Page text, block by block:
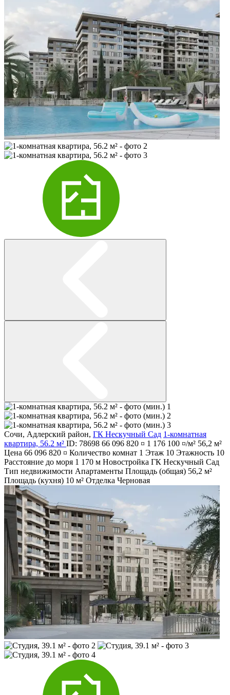
Сочи, Адлерский район, ГК Нескучный Сад 1-комнатная
квартира, 56.2 м² ID: 78698 66 096 820 ¤ 1 176 100 ¤/м² 56,2 м²
Цена 66 096 820 ¤ Количество комнат 1 Этаж 10 Этажность 10
Расстояние до моря 1 170 м Новостройка ГК Нескучный Сад
Тип недвижимости Апартаменты Площадь (общая) 56,2 м²
Площадь (кухня) 10 м² Отделка Черновая